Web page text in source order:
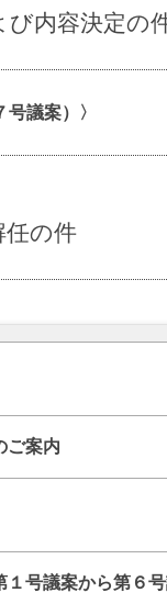
び内容決定の
号議案）〉
任の件
ご案内
１号議案から第６号